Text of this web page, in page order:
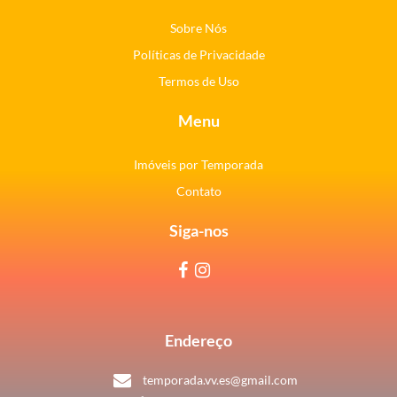
Sobre Nós
Políticas de Privacidade
Termos de Uso
Menu
Imóveis por Temporada
Contato
Siga-nos
Endereço
temporada.vv.es@gmail.com